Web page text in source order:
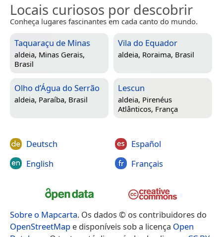
Locais curiosos por descobrir
Conheça lugares fascinantes em cada canto do mundo.
Taquaraçu de Minas
aldeia, Minas Gerais,
Brasil
Vila do Equador
aldeia, Roraima, Brasil
Olho d’Água do Serrão
aldeia, Paraíba, Brasil
Lescun
aldeia, Pirenéus
Atlânticos, França
Deutsch
English
Español
Français
Sobre o Mapcarta. Os dados © os contribuidores do
OpenStreetMap e disponíveis sob a licença Open